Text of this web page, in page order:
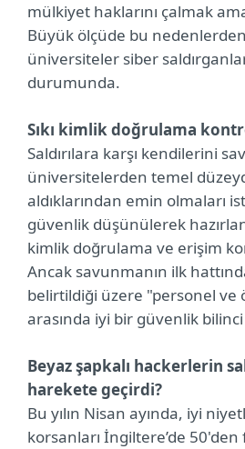
mülkiyet haklarını çalmak
Büyük ölçüde bu
üniversiteler siber
durumunda.
Sıkı kimlik doğrulama
Saldırılara karşı kendilerini
üniversitelerden temel
aldıklarından emin olmaları
güvenlik düşünülerek
kimlik doğrulama ve erişim
Ancak savunmanın ilk
belirtildiği üzere "personel ve
arasında iyi bir güvenlik
Beyaz şapkalı hackerlerin
harekete geçirdi?
Bu yılın Nisan ayında, iyi
korsanları İngiltere’de